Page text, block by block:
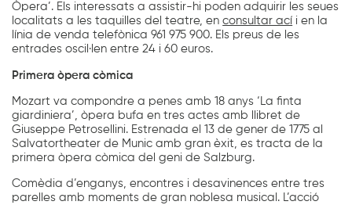
Òpera’. Els interessats a assistir-hi poden adquirir les seues
localitats a les taquilles del teatre, enconsultar ací i en la
línia de venda telefònica 961 975 900. Els preus de les
entrades oscil·len entre 24 i 60 euros.
Primera òpera còmica
Mozart va compondre a penes amb 18 anys ‘La finta
giardiniera’, òpera bufa en tres actes amb llibret de
Giuseppe Petrosellini. Estrenada el 13 de gener de 1775 al
Salvatortheater de Munic amb gran èxit, es tracta de la
primera òpera còmica del geni de Salzburg.
Comèdia d’enganys, encontres i desavinences entre tres
parelles amb moments de gran noblesa musical. L’acció